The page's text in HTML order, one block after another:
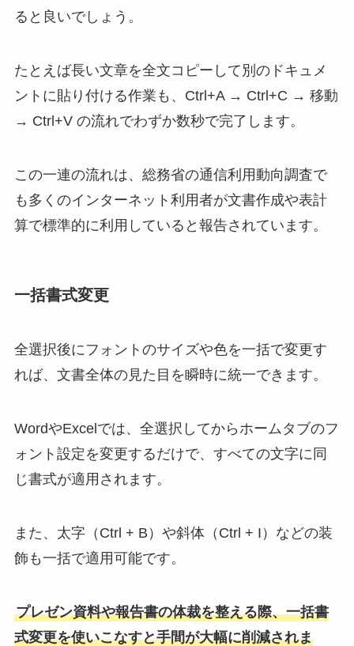
ると良いでしょう。
たとえば長い文章を全文コピーして別のドキュメ
ントに貼り付ける作業も、Ctrl+A → Ctrl+C → 移動
→ Ctrl+V の流れでわずか数秒で完了します。
この一連の流れは、総務省の通信利用動向調査で
も多くのインターネット利用者が文書作成や表計
算で標準的に利用していると報告されています。
一括書式変更
全選択後にフォントのサイズや色を一括で変更す
れば、文書全体の見た目を瞬時に統一できます。
WordやExcelでは、全選択してからホームタブのフ
ォント設定を変更するだけで、すべての文字に同
じ書式が適用されます。
また、太字（Ctrl + B）や斜体（Ctrl + I）などの装
飾も一括で適用可能です。
プレゼン資料や報告書の体裁を整える際、一括書
式変更を使いこなすと手間が大幅に削減されま